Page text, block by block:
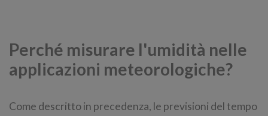
Perché misurare l'umidità nelle
applicazioni meteorologiche?
Come descritto in precedenza, le previsioni del tempo